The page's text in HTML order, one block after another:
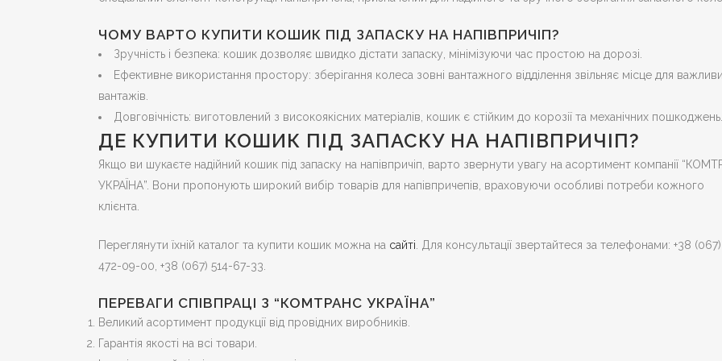
ЧОМУ ВАРТО КУПИТИ КОШИК ПІД ЗАПАСКУ НА НАПІВПРИЧІП?
Зручність і безпека: кошик дозволяє швидко дістати запаску, мінімізуючи час простою на дорозі.
Ефективне використання простору: зберігання колеса зовні вантажного відділення звільняє місце для
вантажів.
Довговічність: виготовлений з високоякісних матеріалів, кошик є стійким до корозії та механічних пошкоджень.
ДЕ КУПИТИ КОШИК ПІД ЗАПАСКУ НА НАПІВПРИЧІП?
Якщо ви шукаєте надійний кошик під запаску на напівпричіп, варто звернути увагу на асортимент компанії
УКРАЇНА”. Вони пропонують широкий вибір товарів для напівпричепів, враховуючи особливі потреби кожного
клієнта.
Переглянути їхній каталог та купити кошик можна на сайті . Для консультації звертайтеся за телефонами: +38 (067)
472-09-00, +38 (067) 514-67-33.
ПЕРЕВАГИ СПІВПРАЦІ З “КОМТРАНС УКРАЇНА”
Великий асортимент продукції від провідних виробників.
Гарантія якості на всі товари.